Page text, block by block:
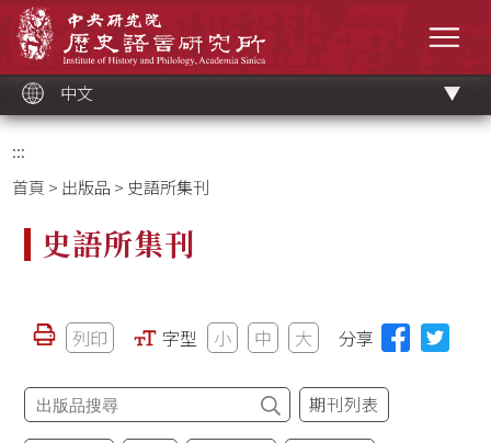
中文
:::
首頁 > 出版品 > 史語所集刊
史語所集刊
列印 字型 小 中 大 分享
期刊列表